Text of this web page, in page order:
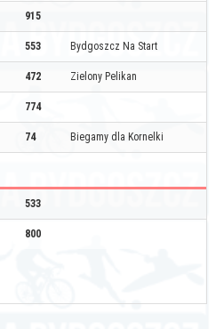
915
553 Bydgoszcz Na Start
472 Zielony Pelikan
774
74 Biegamy dla Kornelki
533
800